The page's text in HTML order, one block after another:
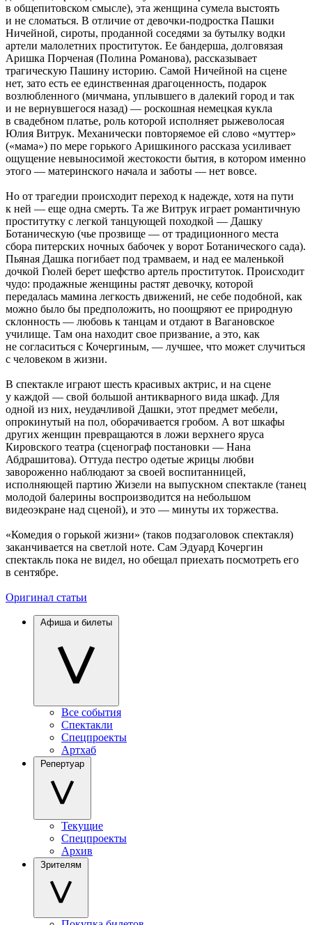
в общепитовском смысле), эта женщина сумела выстоять
и не сломаться. В отличие от девочки-подростка Пашки
Ничейной, сироты, проданной соседями за бутылку водки
артели малолетних проституток. Ее бандерша, долговязая
Аришка Порченая (Полина Романова), рассказывает
трагическую Пашину историю. Самой Ничейной на сцене
нет, зато есть ее единственная драгоценность, подарок
возлюбленного (мичмана, уплывшего в далекий город и так
и не вернувшегося назад) — роскошная немецкая кукла
в свадебном платье, роль которой исполняет рыжеволосая
Юлия Витрук. Механически повторяемое ей слово «муттер»
(«мама») по мере горького Аришкиного рассказа усиливает
ощущение невыносимой жестокости бытия, в котором именно
этого — материнского начала и заботы — нет вовсе.
Но от трагедии происходит переход к надежде, хотя на пути
к ней — еще одна смерть. Та же Витрук играет романтичную
проститутку с легкой танцующей походкой — Дашку
Ботаническую (чье прозвище — от традиционного места
сбора питерских ночных бабочек у ворот Ботанического сада).
Пьяная Дашка погибает под трамваем, и над ее маленькой
дочкой Гюлей берет шефство артель проституток. Происходит
чудо: продажные женщины растят девочку, которой
передалась мамина легкость движений, не себе подобной, как
можно было бы предположить, но поощряют ее природную
склонность — любовь к танцам и отдают в Вагановское
училище. Там она находит свое призвание, а это, как
не согласиться с Кочергиным, — лучшее, что может случиться
с человеком в жизни.
В спектакле играют шесть красивых актрис, и на сцене
у каждой — свой большой антикварного вида шкаф. Для
одной из них, неудачливой Дашки, этот предмет мебели,
опрокинутый на пол, оборачивается гробом. А вот шкафы
других женщин превращаются в ложи верхнего яруса
Кировского театра (сценограф постановки — Нана
Абдрашитова). Оттуда пестро одетые жрицы любви
завороженно наблюдают за своей воспитанницей,
исполняющей партию Жизели на выпускном спектакле (танец
молодой балерины воспроизводится на небольшом
видеоэкране над сценой), и это — минуты их торжества.
«Комедия о горькой жизни» (таков подзаголовок спектакля)
заканчивается на светлой ноте. Сам Эдуард Кочергин
спектакль пока не видел, но обещал приехать посмотреть его
в сентябре.
Оригинал статьи
Афиша и билеты
Все события
Спектакли
Спецпроекты
Артхаб
Репертуар
Текущие
Спецпроекты
Архив
Зрителям